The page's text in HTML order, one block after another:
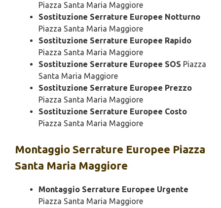
Piazza Santa Maria Maggiore
Sostituzione Serrature Europee Notturno
Piazza Santa Maria Maggiore
Sostituzione Serrature Europee Rapido
Piazza Santa Maria Maggiore
Sostituzione Serrature Europee SOS Piazza
Santa Maria Maggiore
Sostituzione Serrature Europee Prezzo
Piazza Santa Maria Maggiore
Sostituzione Serrature Europee Costo
Piazza Santa Maria Maggiore
Montaggio Serrature Europee Piazza
Santa Maria Maggiore
Montaggio Serrature Europee Urgente
Piazza Santa Maria Maggiore